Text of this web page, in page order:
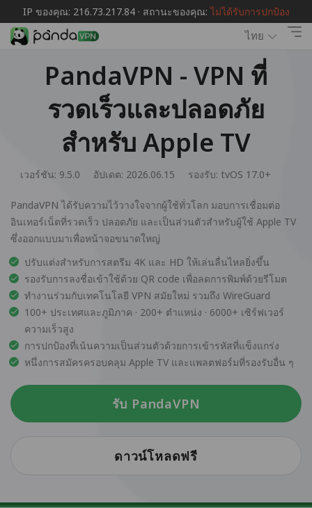
IP ของคุณ: 216.73.217.84 · สถานะของคุณ:ไม่ได้รับการปกป้อง
ไทย
PandaVPN - VPN ที่
รวดเร็วและปลอดภัย
สำหรับ Apple TV
เวอร์ชัน: 9.5.0 อัปเดต: 2026.06.15 รองรับ: tvOS 17.0+
PandaVPN ได้รับความไว้วางใจจากผู้ใช้ทั่วโลก มอบการเชื่อมต่อ
อินเทอร์เน็ตที่รวดเร็ว ปลอดภัย และเป็นส่วนตัวสำหรับผู้ใช้ Apple TV
ซึ่งออกแบบมาเพื่อหน้าจอขนาดใหญ่
ปรับแต่งสำหรับการสตรีม 4K และ HD ให้เล่นลื่นไหลยิ่งขึ้น
รองรับการลงชื่อเข้าใช้ด้วย QR code เพื่อลดการพิมพ์ด้วยรีโมต
ทำงานร่วมกับเทคโนโลยี VPN สมัยใหม่ รวมถึง WireGuard
100+ ประเทศและภูมิภาค · 200+ ตำแหน่ง · 6000+ เซิร์ฟเวอร์
ความเร็วสูง
การปกป้องที่เน้นความเป็นส่วนตัวด้วยการเข้ารหัสที่แข็งแกร่ง
หนึ่งการสมัครครอบคลุม Apple TV และแพลตฟอร์มที่รองรับอื่น ๆ
รับ PandaVPN
ดาวน์โหลดฟรี